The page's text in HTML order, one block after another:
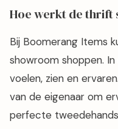
Hoe werkt de thrift
Bij Boomerang Items
showroom shoppen.
voelen, zien en
van de eigenaar om
perfecte